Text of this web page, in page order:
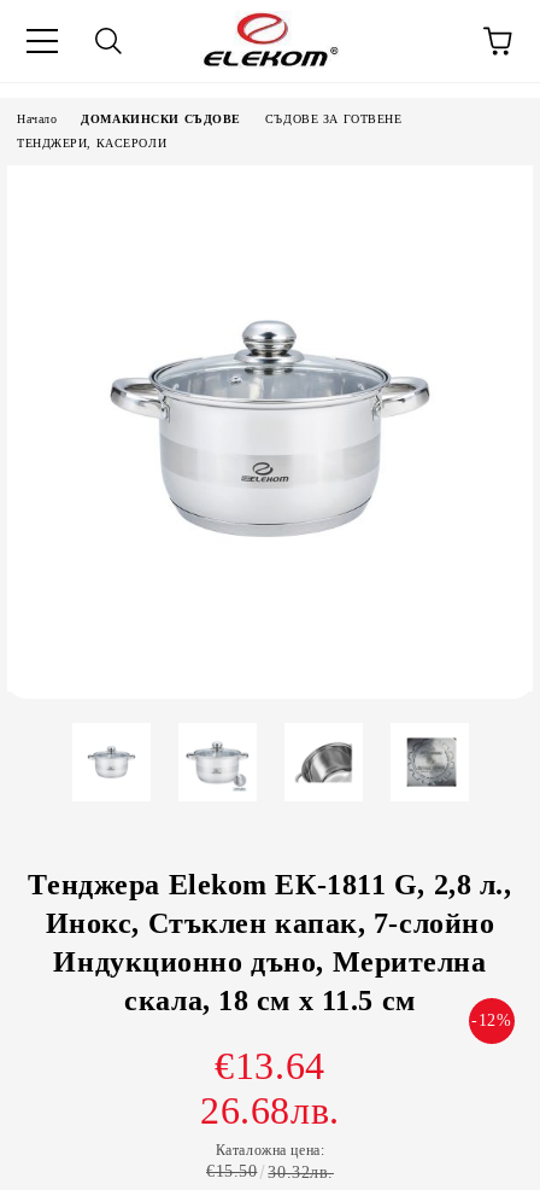
Начало ДОМАКИНСКИ СЪДОВЕ
СЪДОВЕ ЗА ГОТВЕНЕ
ТЕНДЖЕРИ, КАСЕРОЛИ
Тенджера Elekom ЕК-1811 G, 2,8 л.,
Инокс, Стъклен капак, 7-слойно
Индукционно дъно, Мерителна
скала, 18 см x 11.5 см
-12%
€13.64
26.68лв.
Каталожна цена:
€15.50 30.32лв.